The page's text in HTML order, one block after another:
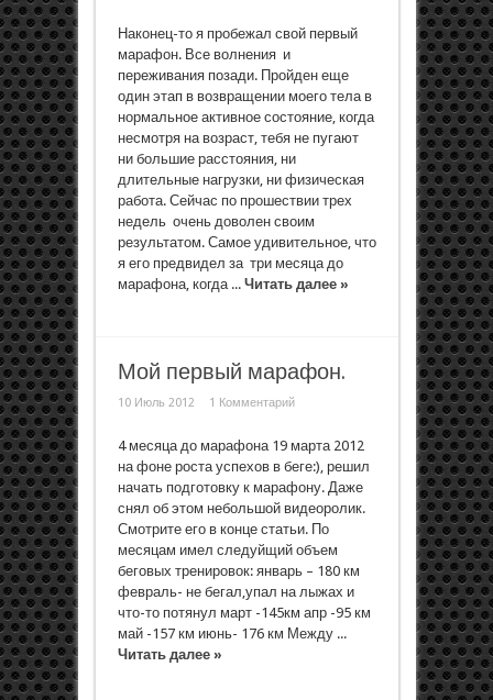
Наконец-то я пробежал свой первый
марафон. Все волнения и
переживания позади. Пройден еще
один этап в возвращении моего тела в
нормальное активное состояние, когда
несмотря на возраст, тебя не пугают
ни большие расстояния, ни
длительные нагрузки, ни физическая
работа. Сейчас по прошествии трех
недель очень доволен своим
результатом. Самое удивительное, что
я его предвидел за три месяца до
марафона, когда ... Читать далее »
Мой первый марафон.
10 Июль 2012 1 Комментарий
4 месяца до марафона 19 марта 2012
на фоне роста успехов в беге:), решил
начать подготовку к марафону. Даже
снял об этом небольшой видеоролик.
Смотрите его в конце статьи. По
месяцам имел следуйщий объем
беговых тренировок: январь – 180 км
февраль- не бегал,упал на лыжах и
что-то потянул март -145км апр -95 км
май -157 км июнь- 176 км Между ...
Читать далее »